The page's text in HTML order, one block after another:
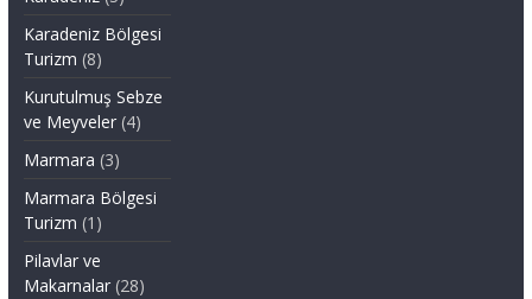
Karadeniz Bölgesi
Turizm (8)
Kurutulmuş Sebze
ve Meyveler(4)
Marmara (3)
Marmara Bölgesi
Turizm (1)
Pilavlar ve
Makarnalar(28)